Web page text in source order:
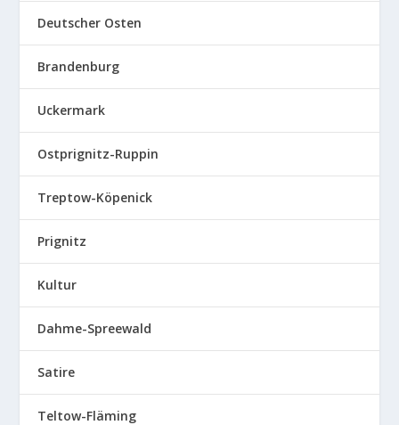
Deutscher Osten
Brandenburg
Uckermark
Ostprignitz-Ruppin
Treptow-Köpenick
Prignitz
Kultur
Dahme-Spreewald
Satire
Teltow-Fläming